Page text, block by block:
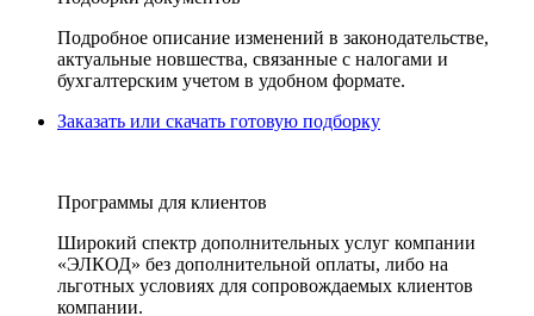
Подробное описание изменений в законодательстве,
актуальные новшества, связанные с налогами и
бухгалтерским учетом в удобном формате.
Заказать или скачать готовую подборку
Программы для клиентов
Широкий спектр дополнительных услуг компании
«ЭЛКОД» без дополнительной оплаты, либо на
льготных условиях для сопровождаемых клиентов
компании.